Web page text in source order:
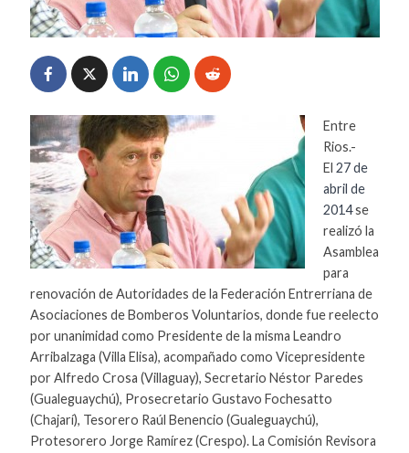
Entre
Rios.-
El 27 de
abril de
2014se
realizó la
Asamblea
para
renovación de Autoridades de la Federación Entrerriana de
Asociaciones de Bomberos Voluntarios, donde fue reelecto
por unanimidad como Presidente de la misma Leandro
Arribalzaga (Villa Elisa), acompañado como Vicepresidente
por Alfredo Crosa (Villaguay), Secretario Néstor Paredes
(Gualeguaychú), Prosecretario Gustavo Fochesatto
(Chajarí), Tesorero Raúl Benencio (Gualeguaychú),
Protesorero Jorge Ramírez (Crespo). La Comisión Revisora